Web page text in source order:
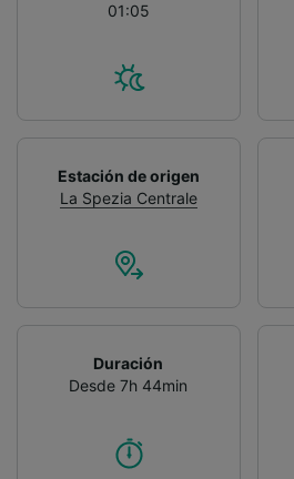
01:05
Estación de origen
La Spezia Centrale
Duración
Desde 7h 44min